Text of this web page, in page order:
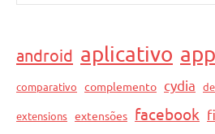
android aplicativo app
comparativo complemento cydia
extensions extensões facebook